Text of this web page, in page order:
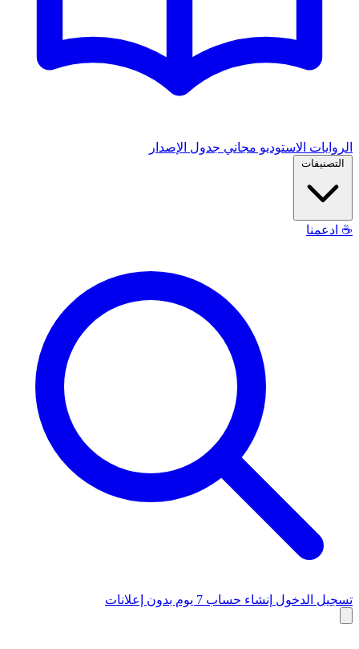
الروايات الاستوديو مجاني جدول الإصدار
التصنيفات
☕ ادعمنا
تسجيل الدخول إنشاء حساب 7 يوم بدون إعلانات